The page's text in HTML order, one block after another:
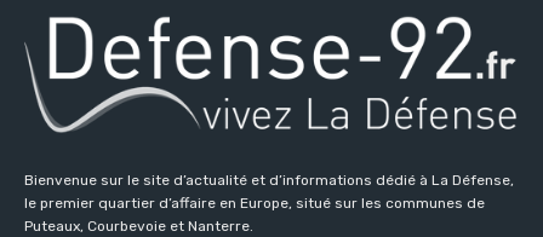
Bienvenue sur le site d’actualité et d’informations dédié à La Défense,
le premier quartier d’affaire en Europe, situé sur les communes de
Puteaux, Courbevoie et Nanterre.